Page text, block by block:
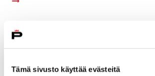
Tämä sivusto käyttää evästeitä